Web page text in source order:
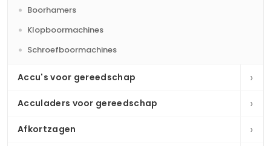
Boorhamers
Klopboormachines
Schroefboormachines
Accu's voor gereedschap ›
Acculaders voor gereedschap ›
Afkortzagen ›